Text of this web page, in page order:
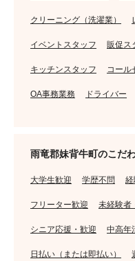
クリーニング（洗濯業）
イベントスタッフ 販促ス
キッチンスタッフ コール
OA事務業務 ドライバー
雨竜郡妹背牛町のこだ
大学生歓迎 学歴不問 経
フリーター歓迎 未経験者
シニア応援・歓迎 中高年
日払い（または即払い）